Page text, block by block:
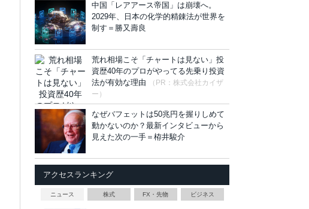
中国「レアアース帝国」は崩壊へ。
2029年、日本の化学的精錬法が世界を
制す＝勝又壽良
荒れ相場こそ「チャートは見ない」投
資歴40年のプロがやってる先乗り投資
法が有効な理由
（PR：株式会社カイザ
ー）
なぜバフェットは50兆円を握りしめて
動かないのか？最新インタビューから
見えた次の一手＝栫井駿介
アクセスランキング
ニュース 株式 FX・先物 ビジネス